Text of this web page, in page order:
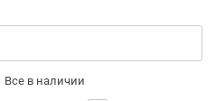
Все в наличии